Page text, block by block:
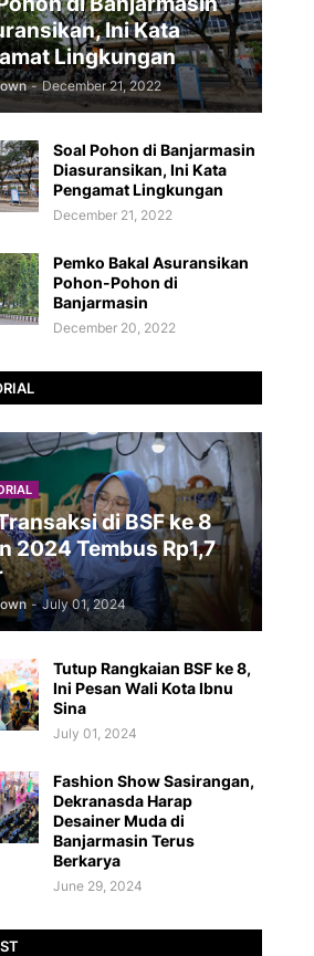
Ini Kata
Lingkungan
- December 21, 2022
Soal Pohon di Banjarmasin
Diasuransikan, Ini Kata
Pengamat Lingkungan
December 21, 2022
Pemko Bakal Asuransikan
Pohon-Pohon di
Banjarmasin
December 20, 2022
di BSF ke 8
2024 Tembus Rp1,7
- July 01, 2024
Tutup Rangkaian BSF ke 8,
Ini Pesan Wali Kota Ibnu
Sina
July 01, 2024
Fashion Show Sasirangan,
Dekranasda Harap
Desainer Muda di
Banjarmasin Terus
Berkarya
June 29, 2024